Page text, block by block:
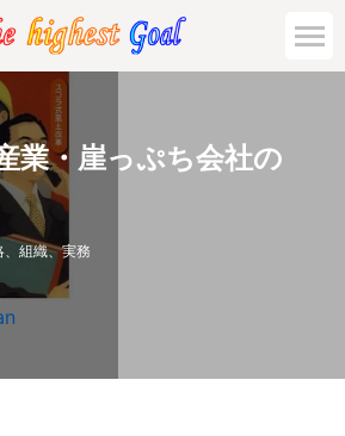
・崖っぷち会社の
、組織、実務